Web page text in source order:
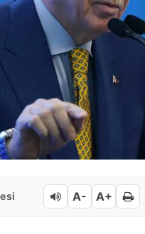
A- A+